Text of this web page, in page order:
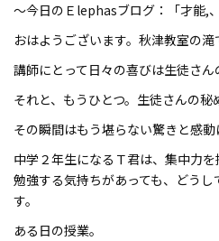
～今日のＥlephasブログ：「才能,
おはようございます。秋津教室の滝
講師にとって日々の喜びは生徒さん
それと、もうひとつ。生徒さんの秘
その瞬間はもう堪らない驚きと感動
中学２年生になるＴ君は、集中力を
勉強する気持ちがあっても、どう
す。
ある日の授業。